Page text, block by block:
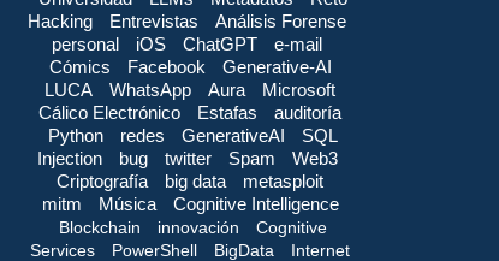
Hacking
Entrevistas
Análisis Forense
personal
iOS ChatGPT
e-mail
Cómics
Facebook
Generative-AI
LUCA
WhatsApp Aura
Microsoft
Cálico Electrónico
Estafas
auditoría
Python
redes GenerativeAI
SQL
Injection
bug twitter Spam
Web3
Criptografía
big data
metasploit
mitm
Música Cognitive Intelligence
Blockchain innovación
Cognitive
Services
PowerShell BigData
Internet